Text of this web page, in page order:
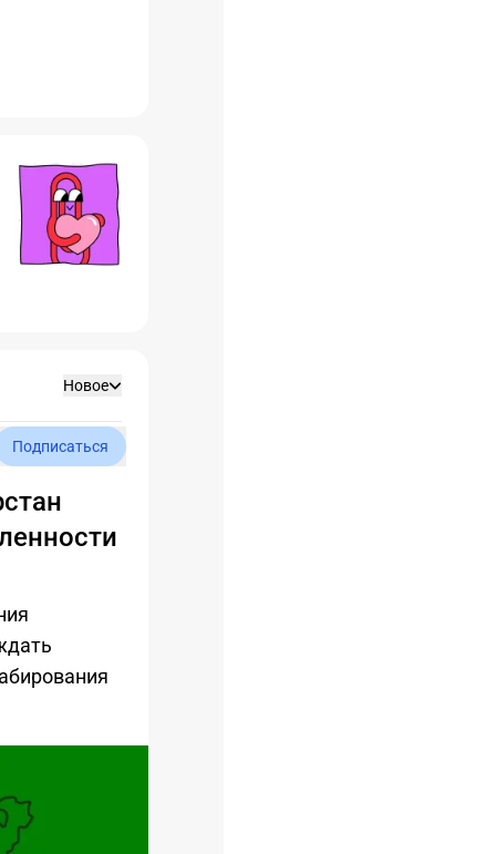
Новое
Подписаться